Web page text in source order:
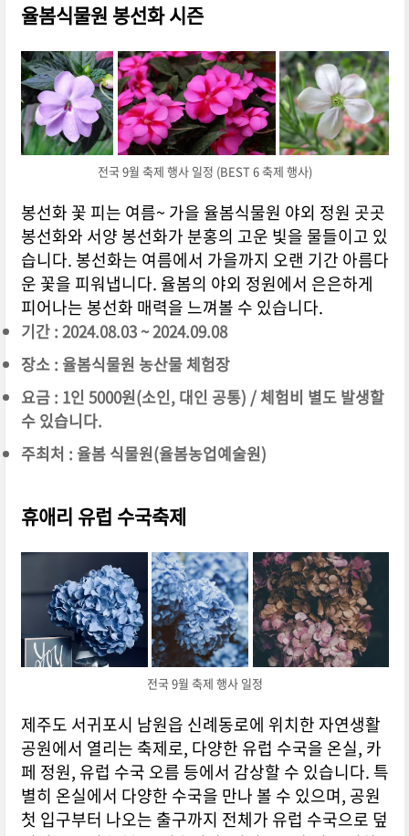
율봄식물원 봉선화 시즌
전국 9월 축제 행사 일정 (BEST 6 축제 행사)
봉선화 꽃 피는 여름~ 가을 율봄식물원 야외 정원 곳곳
봉선화와 서양 봉선화가 분홍의 고운 빛을 물들이고 있
습니다. 봉선화는 여름에서 가을까지 오랜 기간 아름다
운 꽃을 피워냅니다. 율봄의 야외 정원에서 은은하게
피어나는 봉선화 매력을 느껴볼 수 있습니다.
기간 : 2024.08.03 ~ 2024.09.08
장소 : 율봄식물원 농산물 체험장
요금 : 1인 5000원(소인, 대인 공통) / 체험비 별도 발생할
수 있습니다.
주최처 : 율봄 식물원(율봄농업예술원)
휴애리 유럽 수국축제
전국 9월 축제 행사 일정
제주도 서귀포시 남원읍 신례동로에 위치한 자연생활
공원에서 열리는 축제로, 다양한 유럽 수국을 온실, 카
페 정원, 유럽 수국 오름 등에서 감상할 수 있습니다. 특
별히 온실에서 다양한 수국을 만나 볼 수 있으며, 공원
첫 입구부터 나오는 출구까지 전체가 유럽 수국으로 덮